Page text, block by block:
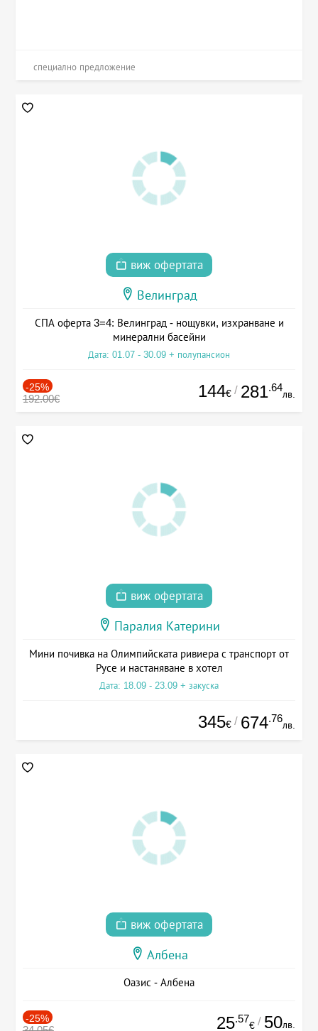
специално предложение
виж офертата
Велинград
СПА оферта 3=4: Велинград - нощувки, изхранване и
минерални басейни
Дата: 01.07 - 30.09 + полупансион
-25%
192.00€ 144€ / 281.64
лв.
виж офертата
Паралия Катерини
Мини почивка на Олимпийската ривиера с транспорт от
Русе и настаняване в хотел
Дата: 18.09 - 23.09 + закуска
345€ / 674.76
лв.
виж офертата
Албена
Оазис - Албена
-25% 25.57
€ / 50лв.